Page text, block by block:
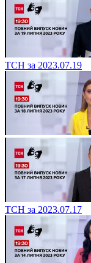
ТСН за 2023.07.19
ТСН за 2023.07.17